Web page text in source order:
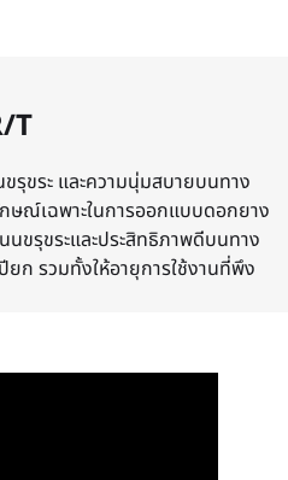
T
ขระ และความนุ่มสบายบนทาง
ษณ์เฉพาะในการออกแบบดอกยาง
ขรุขระและประสิทธิภาพดีบนทาง
ก รวมทั้งให้อายุการใช้งานที่พึง